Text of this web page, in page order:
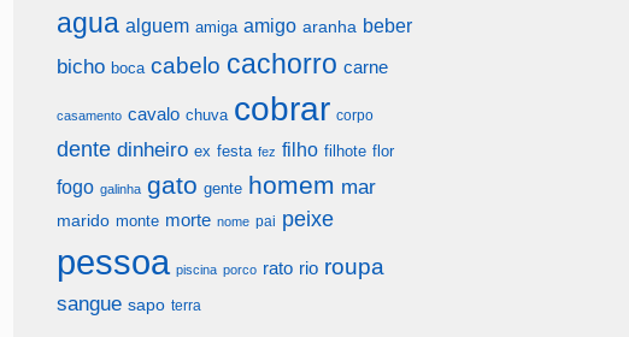
agua alguem amiga amigo aranha beber
bicho boca cabelo cachorro carne
casamento cavalo chuva cobrar corpo
dente dinheiro ex festa fez filho filhote flor
fogo galinha gato gente homem mar
marido monte morte nome pai peixe
pessoa piscina porco rato rio roupa
sangue sapo terra